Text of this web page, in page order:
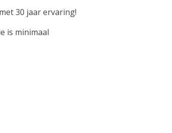
30 jaar ervaring!
is minimaal